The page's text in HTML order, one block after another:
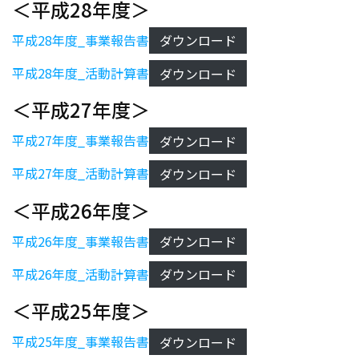
＜平成28年度＞
平成28年度_事業報告書
ダウンロード
平成28年度_活動計算書
ダウンロード
＜平成27年度＞
平成27年度_事業報告書
ダウンロード
平成27年度_活動計算書
ダウンロード
＜平成26年度＞
平成26年度_事業報告書
ダウンロード
平成26年度_活動計算書
ダウンロード
＜平成25年度＞
平成25年度_事業報告書 ダウンロード